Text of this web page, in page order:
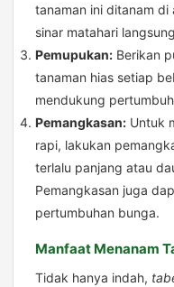
tanaman ini ditanam
sinar matahari
Pemupukan: Berikan
tanaman hias setiap
mendukung
Pemangkasan: Untuk
rapi, lakukan
terlalu panjang atau
Pemangkasan juga
pertumbuhan bunga.
Manfaat Menanam
Tidak hanya indah,